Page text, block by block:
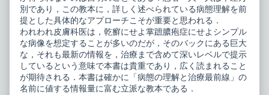
線,
別であり，この教本に，詳しく述べられている病態理解を前
提とした具体的なアプローチこそが重要と思われる．
われわれ皮膚科医は，乾癬にせよ掌蹠膿疱症にせよシンプル
な病像を想定することが多いのだが，そのバックにある巨大
な，それも最新の情報を，治療まで含めて深いレベルで提示
しているという意味で本書は貴重であり，広く読まれること
が期待される．本書は確かに「病態の理解と治療最前線」の
名前に値する情報量に富む立派な教本である．